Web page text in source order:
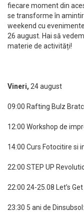
fiecare moment din
se transforme în
weekend cu
26 august. Hai să
materie de activități!
Vineri, 24 august
09:00 Rafting Bulz
12:00 Workshop de
14:00 Curs Fotocitire si
22:00 STEP UP
22:00 24-25.08 Let’s
23:30 5 ani de